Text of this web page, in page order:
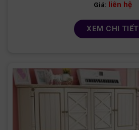
Giá: liên hệ
XEM CHI TIẾT